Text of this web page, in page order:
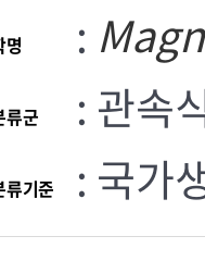
명 :
류군 : 관속
류기준 : 국가